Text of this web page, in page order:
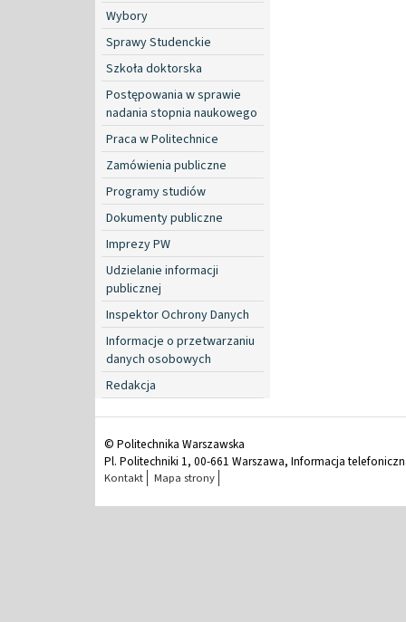
Wybory
Sprawy Studenckie
Szkoła doktorska
Postępowania w sprawie
nadania stopnia naukowego
Praca w Politechnice
Zamówienia publiczne
Programy studiów
Dokumenty publiczne
Imprezy PW
Udzielanie informacji
publicznej
Inspektor Ochrony Danych
Informacje o przetwarzaniu
danych osobowych
Redakcja
© Politechnika Warszawska
Pl. Politechniki 1, 00-661 Warszawa, Informacja
Kontakt Mapa strony